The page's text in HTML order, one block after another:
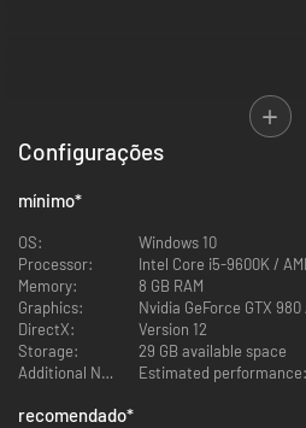
DRAGON BALL: Sparking! ZERO pegou a
e vivencie as batalhas de tremer a terra e
A MAIOR LISTA DE PERSONAGENS DA
Desperte o poder de mais de 180
Super, Dragon Ball GT e dos filmes
jogo de base! Cada personagem tem suas
transformações e técnicas.
Faça com que o poder destrutivo dos
Configurações
mínimo*
OS:
Windows 10
Processor:
Intel Core i5-9600K /
Memory:
8 GB RAM
Graphics:
Nvidia GeForce GTX
DirectX:
Version 12
Storage:
29 GB available space
Additional Notes:
Estimated
recomendado*